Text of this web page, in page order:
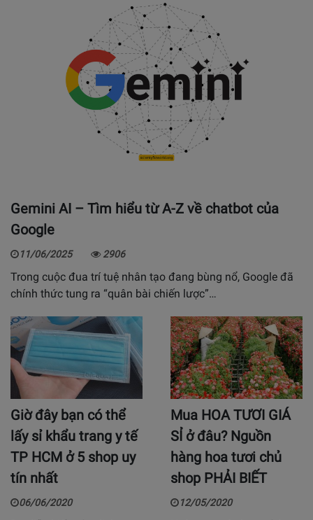
Gemini AI – Tìm hiểu từ A-Z về chatbot của
Google
11/06/2025 2906
Trong cuộc đua trí tuệ nhân tạo đang bùng nổ, Google đã
chính thức tung ra “quân bài chiến lược”…
Giờ đây bạn có thể
lấy sỉ khẩu trang y tế
TP HCM ở 5 shop uy
tín nhất
06/06/2020
Mua HOA TƯƠI GIÁ
SỈ ở đâu? Nguồn
hàng hoa tươi chủ
shop PHẢI BIẾT
12/05/2020